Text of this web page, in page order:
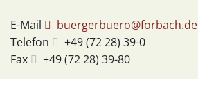
E-Mail
buergerbuero@forbach.de
Telefon
+49 (7228) 39-0
Fax
+49 (7228) 39-80